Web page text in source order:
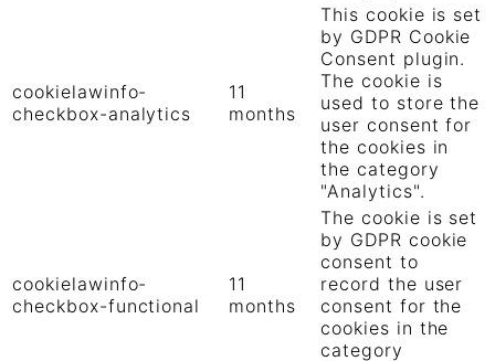
cookielawinfo-
checkbox-analytics
11
months
This cookie is set
by GDPR Cookie
Consent plugin.
The cookie is
used to store the
user consent for
the cookies in
the category
"Analytics".
cookielawinfo-
checkbox-functional
11
months
The cookie is set
by GDPR cookie
consent to
record the user
consent for the
cookies in the
category